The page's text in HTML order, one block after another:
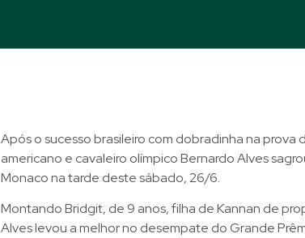
Após o sucesso brasileiro com dobradinha na prova
americano e cavaleiro olímpico Bernardo Alves
Monaco na tarde deste sábado, 26/6.
Montando Bridgit, de 9 anos, filha de Kannan de
Alves levou a melhor no desempate do Grande